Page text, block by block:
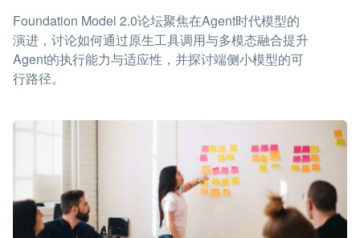
Foundation Model 2.0论坛聚焦在Agent时代模型的
演进，讨论如何通过原生工具调用与多模态融合提升
Agent的执行能力与适应性，并探讨端侧小模型的可
行路径。